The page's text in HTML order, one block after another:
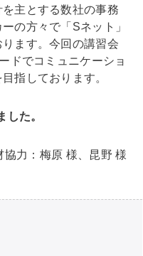
主とする数社の事務
の方々で「Sネット」
ます。今回の講習会
ドでコミュニケーショ
指しております。
した。
協力：梅原 様、昆野 様